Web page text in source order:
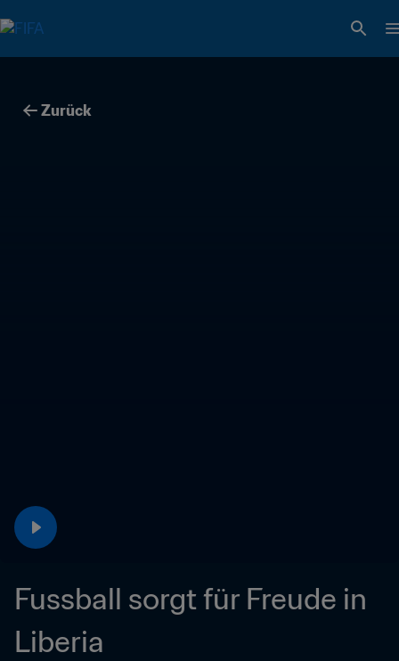
Zurück
Fussball sorgt für Freude in
Liberia